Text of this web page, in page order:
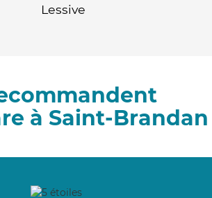
Lessive
à Saint-Brandan